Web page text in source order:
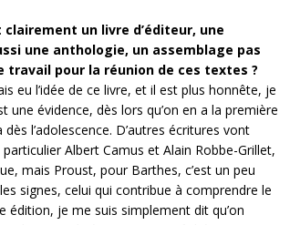
un livre d’éditeur, une
une anthologie, un assemblage pas
pour la réunion de ces textes ?
eu l’idée de ce livre, et il est plus honnête, je
une évidence, dès lors qu’on en a la première
l’adolescence. D’autres écritures vont
Albert Camus et Alain Robbe-Grillet,
mais Proust, pour Barthes, c’est un peu
signes, celui qui contribue à comprendre le
édition, je me suis simplement dit qu’on